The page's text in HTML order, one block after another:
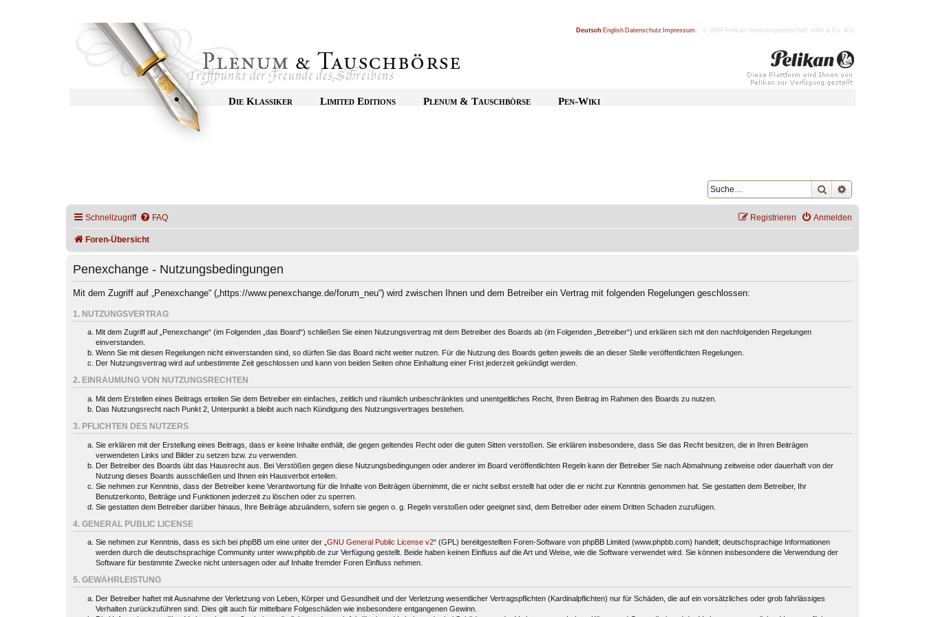
Deutsch English Datenschutz Impressum | © 2009 Pelikan Vertriebsgesellschaft mbH & Co. KG
Die Klassiker Limited Editions Plenum & Tauschbörse Pen-Wiki
Suche
Schnellzugriff FAQ Anmelden
Registrieren
Foren-Übersicht
Penexchange - Nutzungsbedingungen
Mit dem Zugriff auf „Penexchange“ („https://www.penexchange.de/forum_neu“) wird zwischen Ihnen und dem Betreiber ein Vertrag mit folgenden Regelungen geschlossen:
1. NUTZUNGSVERTRAG
Mit dem Zugriff auf „Penexchange“ (im Folgenden „das Board“) schließen Sie einen Nutzungsvertrag mit dem Betreiber des Boards ab (im Folgenden „Betreiber“) und erklären sich mit den nachfolgenden Regelungen
einverstanden.
Wenn Sie mit diesen Regelungen nicht einverstanden sind, so dürfen Sie das Board nicht weiter nutzen. Für die Nutzung des Boards gelten jeweils die an dieser Stelle veröffentlichten Regelungen.
Der Nutzungsvertrag wird auf unbestimmte Zeit geschlossen und kann von beiden Seiten ohne Einhaltung einer Frist jederzeit gekündigt werden.
2. EINRÄUMUNG VON NUTZUNGSRECHTEN
Mit dem Erstellen eines Beitrags erteilen Sie dem Betreiber ein einfaches, zeitlich und räumlich unbeschränktes und unentgeltliches Recht, Ihren Beitrag im Rahmen des Boards zu nutzen.
Das Nutzungsrecht nach Punkt 2, Unterpunkt a bleibt auch nach Kündigung des Nutzungsvertrages bestehen.
3. PFLICHTEN DES NUTZERS
Sie erklären mit der Erstellung eines Beitrags, dass er keine Inhalte enthält, die gegen geltendes Recht oder die guten Sitten verstoßen. Sie erklären insbesondere, dass Sie das Recht besitzen, die in Ihren Beiträgen
verwendeten Links und Bilder zu setzen bzw. zu verwenden.
Der Betreiber des Boards übt das Hausrecht aus. Bei Verstößen gegen diese Nutzungsbedingungen oder anderer im Board veröffentlichten Regeln kann der Betreiber Sie nach Abmahnung zeitweise oder dauerhaft von der
Nutzung dieses Boards ausschließen und Ihnen ein Hausverbot erteilen.
Sie nehmen zur Kenntnis, dass der Betreiber keine Verantwortung für die Inhalte von Beiträgen übernimmt, die er nicht selbst erstellt hat oder die er nicht zur Kenntnis genommen hat. Sie gestatten dem Betreiber, Ihr
Benutzerkonto, Beiträge und Funktionen jederzeit zu löschen oder zu sperren.
Sie gestatten dem Betreiber darüber hinaus, Ihre Beiträge abzuändern, sofern sie gegen o. g. Regeln verstoßen oder geeignet sind, dem Betreiber oder einem Dritten Schaden zuzufügen.
4. GENERAL PUBLIC LICENSE
Sie nehmen zur Kenntnis, dass es sich bei phpBB um eine unter der „GNU General Public License v2“ (GPL) bereitgestellten Foren-Software von phpBB Limited (www.phpbb.com) handelt; deutschsprachige Informationen
werden durch die deutschsprachige Community unter www.phpbb.de zur Verfügung gestellt. Beide haben keinen Einfluss auf die Art und Weise, wie die Software verwendet wird. Sie können insbesondere die Verwendung der
Software für bestimmte Zwecke nicht untersagen oder auf Inhalte fremder Foren Einfluss nehmen.
5. GEWÄHRLEISTUNG
Der Betreiber haftet mit Ausnahme der Verletzung von Leben, Körper und Gesundheit und der Verletzung wesentlicher Vertragspflichten (Kardinalpflichten) nur für Schäden, die auf ein vorsätzliches oder grob fahrlässiges
Verhalten zurückzuführen sind. Dies gilt auch für mittelbare Folgeschäden wie insbesondere entgangenen Gewinn.